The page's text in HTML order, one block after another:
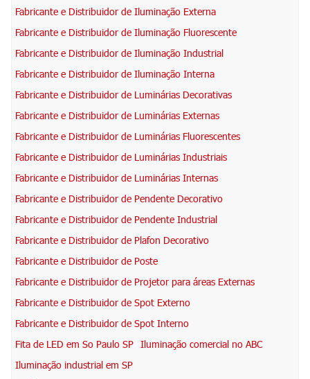
Fabricante e Distribuidor de Iluminação Externa
Fabricante e Distribuidor de Iluminação Fluorescente
Fabricante e Distribuidor de Iluminação Industrial
Fabricante e Distribuidor de Iluminação Interna
Fabricante e Distribuidor de Luminárias Decorativas
Fabricante e Distribuidor de Luminárias Externas
Fabricante e Distribuidor de Luminárias Fluorescentes
Fabricante e Distribuidor de Luminárias Industriais
Fabricante e Distribuidor de Luminárias Internas
Fabricante e Distribuidor de Pendente Decorativo
Fabricante e Distribuidor de Pendente Industrial
Fabricante e Distribuidor de Plafon Decorativo
Fabricante e Distribuidor de Poste
Fabricante e Distribuidor de Projetor para áreas Externas
Fabricante e Distribuidor de Spot Externo
Fabricante e Distribuidor de Spot Interno
Fita de LED em So Paulo SP Iluminação comercial no ABC
Iluminação industrial em SP